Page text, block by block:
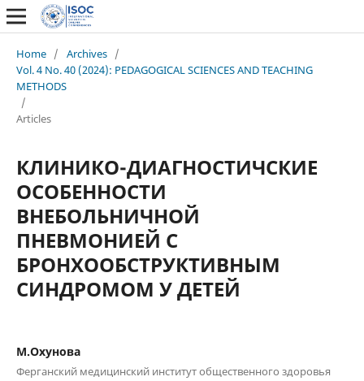
Home / Archives /
Vol. 4 No. 40 (2024): PEDAGOGICAL SCIENCES AND TEACHING
METHODS
/
Articles
КЛИНИКО-ДИАГНОСТИЧСКИЕ
ОСОБЕННОСТИ
ВНЕБОЛЬНИЧНОЙ
ПНЕВМОНИЕЙ С
БРОНХООБСТРУКТИВНЫМ
СИНДРОМОМ У ДЕТЕЙ
М.Охунова
Ферганский медицинский институт общественного здоровья